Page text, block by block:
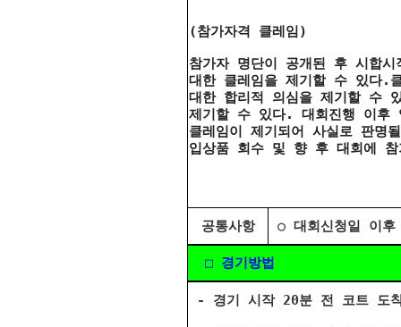
(참가자격 클레임)
참가자 명단이 공개된 후 시합
대한 클레임을 제기할 수 있다.
대한 합리적 의심을 제기할 수
제기할 수 있다. 대회진행 이후
클레임이 제기되어 사실로 판명
입상품 회수 및 향 후 대회에
공통사항 ○ 대회신청일 이후
□ 경기방법
- 경기 시작 20분 전 코트 도